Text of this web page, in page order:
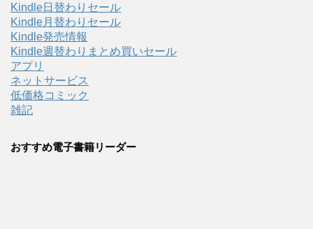
Kindle日替わりセール
Kindle月替わりセール
Kindle発売情報
Kindle週替わりまとめ買いセール
アプリ
ネットサービス
低価格コミック
雑記
おすすめ電子書籍リーダー